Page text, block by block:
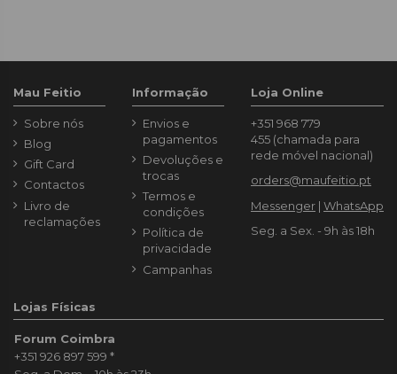
Mau Feitio
Sobre nós
Blog
Gift Card
Contactos
Livro de
reclamações
Informação
Envios e
pagamentos
Devoluções e
trocas
Termos e
condições
Política de
privacidade
Campanhas
Loja Online
+351 968 779
455 (chamada para
rede móvel nacional)
orders@maufeitio.pt
Messenger | WhatsApp
Seg. a Sex. - 9h às 18h
Lojas Físicas
Forum Coimbra
+351 926 897 599 *